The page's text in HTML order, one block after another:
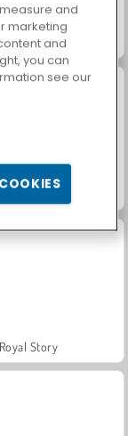
Merge
Royal Story
and
marketing
and
you can
see our